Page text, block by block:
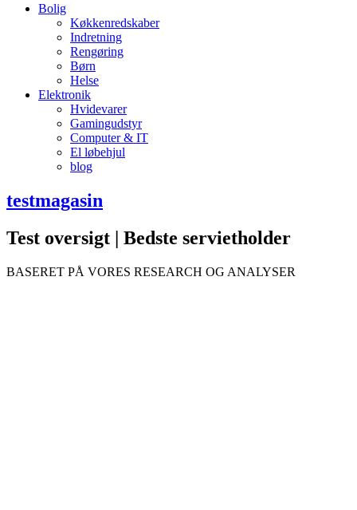
Bolig
Køkkenredskaber
Indretning
Rengøring
Børn
Helse
Elektronik
Hvidevarer
Gamingudstyr
Computer & IT
El løbehjul
blog
testmagasin
Test oversigt | Bedste servietholder
BASERET PÅ VORES RESEARCH OG ANALYSER